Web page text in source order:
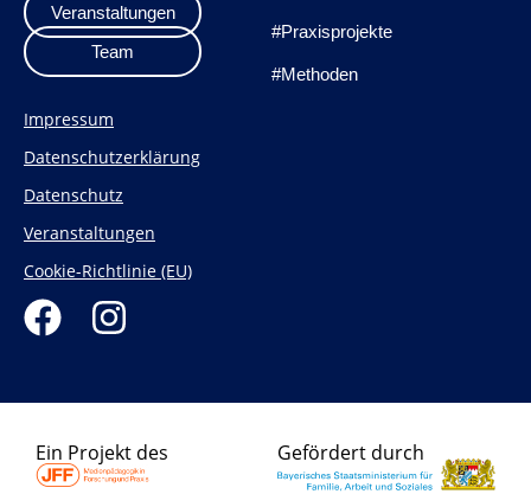
Veranstaltungen
Team
Impressum
Datenschutzerklärung
Datenschutz
Veranstaltungen
Cookie-Richtlinie (EU)
F
a
c
b
I
s
a
#Praxisprojekte
#Methoden
Ein Projekt des Gefördert durch